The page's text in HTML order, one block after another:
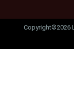
Copyright©2026